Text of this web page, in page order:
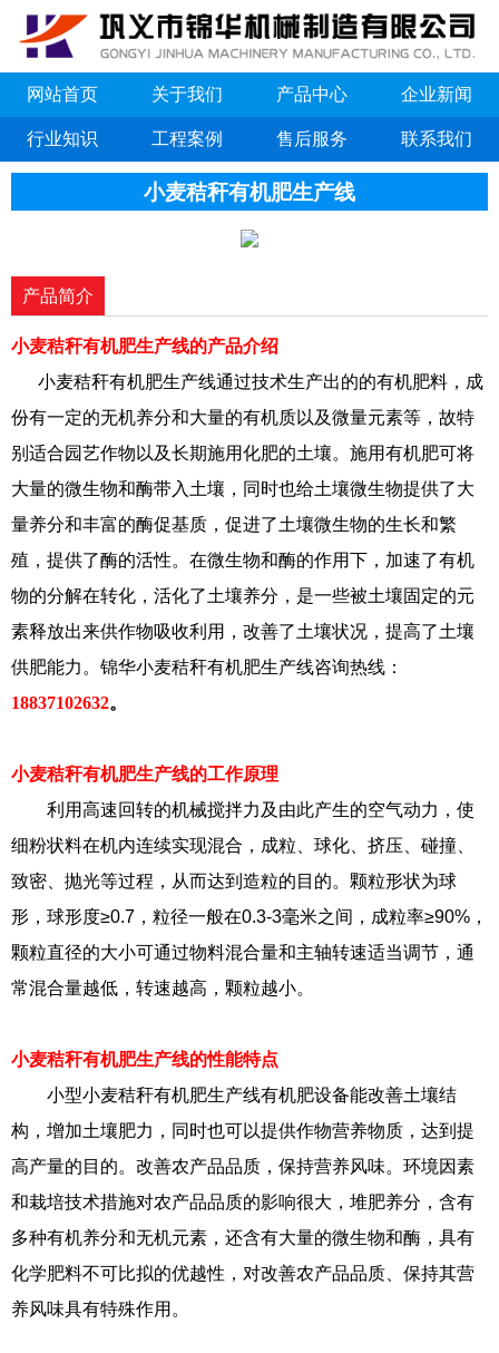
网站首页 关于我们 产品中心 企业新闻
行业知识 工程案例 售后服务 联系我们
小麦秸秆有机肥生产线
产品简介
小麦秸秆有机肥生产线的产品介绍
小麦秸秆有机肥生产线通过技术生产出的的有机肥料，成
份有一定的无机养分和大量的有机质以及微量元素等，故特
别适合园艺作物以及长期施用化肥的土壤。施用有机肥可将
大量的微生物和酶带入土壤，同时也给土壤微生物提供了大
量养分和丰富的酶促基质，促进了土壤微生物的生长和繁
殖，提供了酶的活性。在微生物和酶的作用下，加速了有机
物的分解在转化，活化了土壤养分，是一些被土壤固定的元
素释放出来供作物吸收利用，改善了土壤状况，提高了土壤
供肥能力。锦华小麦秸秆有机肥生产线咨询热线：
18837102632。
小麦秸秆有机肥生产线的工作原理
利用高速回转的机械搅拌力及由此产生的空气动力，使
细粉状料在机内连续实现混合，成粒、球化、挤压、碰撞、
致密、抛光等过程，从而达到造粒的目的。颗粒形状为球
形，球形度≥0.7，粒径一般在0.3-3毫米之间，成粒率≥90%，
颗粒直径的大小可通过物料混合量和主轴转速适当调节，通
常混合量越低，转速越高，颗粒越小。
小麦秸秆有机肥生产线的性能特点
小型小麦秸秆有机肥生产线有机肥设备能改善土壤结
构，增加土壤肥力，同时也可以提供作物营养物质，达到提
高产量的目的。改善农产品品质，保持营养风味。环境因素
和栽培技术措施对农产品品质的影响很大，堆肥养分，含有
多种有机养分和无机元素，还含有大量的微生物和酶，具有
化学肥料不可比拟的优越性，对改善农产品品质、保持其营
养风味具有特殊作用。